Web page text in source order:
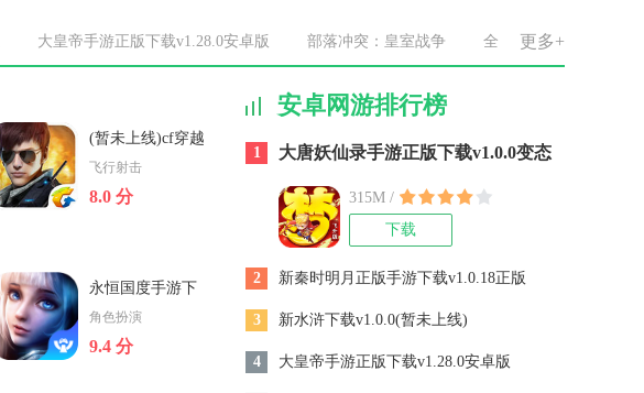
大皇帝手游正版下载v1.28.0安卓版 部落冲突：皇室战争
全
民枪战
(暂未上线)cf穿越火线手机版
更多+
(暂未上线)cf穿越
火线手机版
飞行射击
8.0 分
(暂未上线)cf穿越火线手
机版
cf穿越火线安卓版,cf穿越火线
手机版 for 安卓版手机上的穿
越火线，穿越火线官方重点
立即下载
永恒国度手游下
载v1.0.0
角色扮演
9.4 分
安卓网游排行榜
1
大唐妖仙录手游正版下载v1.0.0变态
版
315M /
下载
2 新秦时明月正版手游下载v1.0.18正版
3 新水浒下载v1.0.0(暂未上线)
4 大皇帝手游正版下载v1.28.0安卓版